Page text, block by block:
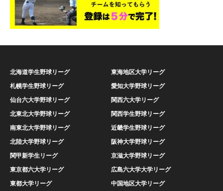
北海道学生野球リーグ
札幌学生野球リーグ
仙台六大学野球リーグ
北東北大学野球リーグ
南東北大学野球リーグ
北陸大学野球リーグ
関甲新学生リーグ
東京都六大学リーグ
東都大学リーグ
東海地区大学リーグ
愛知大学野球リーグ
関西六大学リーグ
関西学生野球リーグ
近畿学生野球リーグ
阪神大学野球リーグ
京滋大学野球リーグ
広島六大学大学リーグ
中国地区大学リーグ